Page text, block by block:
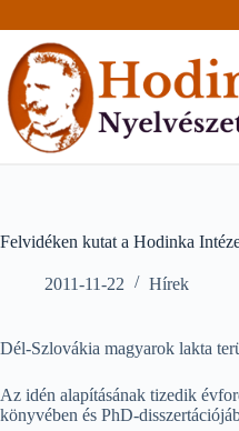
to
content
Felvidéken kutat a Hodinka
2011-11-22 Hírek
Dél-Szlovákia magyarok lakta
Az idén alapításának tizedik
könyvében és PhD-